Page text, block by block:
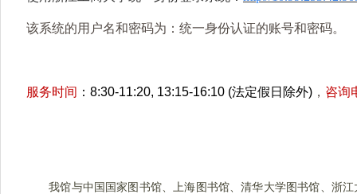
该系统的用户名和密码为：统一身份认证的账号和密码。
服务时间 ： 8:30-11:20, 13:15-16:10 (法定假日除外) ， 咨询
我馆与中国国家图书馆、上海图书馆、清华大学图书馆、浙江